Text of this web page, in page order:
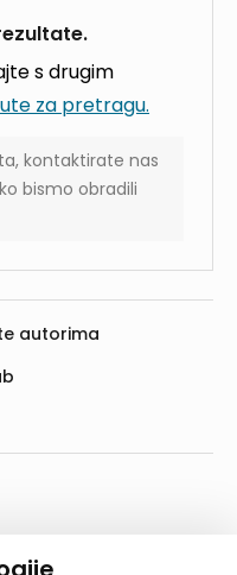
s drugim
za pretragu.
kontaktirate nas
bismo obradili
autorima